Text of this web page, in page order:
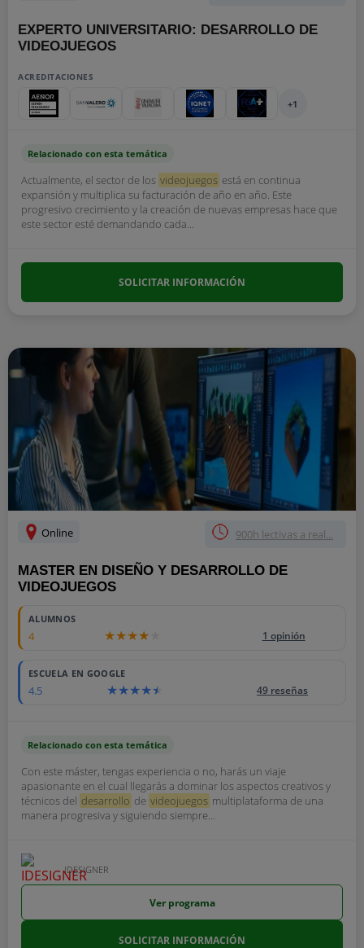
EXPERTO UNIVERSITARIO: DESARROLLO DE
VIDEOJUEGOS
ACREDITACIONES
+1
Relacionado con esta temática
Actualmente, el sector de los videojuegos está en continua
expansión y multiplica su facturación de año en año. Este
progresivo crecimiento y la creación de nuevas empresas hace que
este sector esté demandando cada...
SOLICITAR INFORMACIÓN
Online 900h lectivas a real...
MASTER EN DISEÑO Y DESARROLLO DE
VIDEOJUEGOS
ALUMNOS
4 1 opinión
ESCUELA EN GOOGLE
4.5 49 reseñas
Relacionado con esta temática
Con este máster, tengas experiencia o no, harás un viaje
apasionante en el cual llegarás a dominar los aspectos creativos y
técnicos del desarrollo de videojuegos multiplataforma de una
manera progresiva y siguiendo siempre...
IDESIGNER
Ver programa
SOLICITAR INFORMACIÓN